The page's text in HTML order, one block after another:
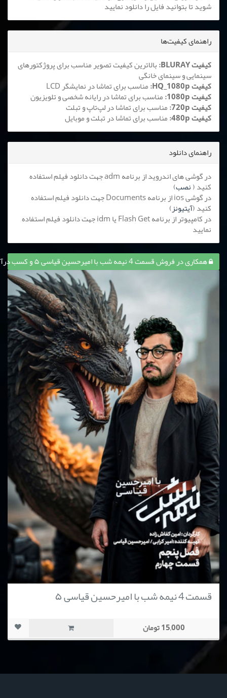
شوید تا بتوانید فایل را دانلود نمایید
راهنمای کیفیت‌ها
کیفیت BLURAY:
بالاترین کیفیت تصویر مناسب برای پروژکتورهای
سینمایی و سینمای خانگی
کیفیت HQ_1080p: مناسب برای تماشا در نمایشگر LCD
کیفیت 1080p: مناسب برای تماشا در رایانه شخصی و تلویزیون
کیفیت 720p: مناسب برای تماشا در لپ‌تاپ و تبلت
کیفیت 480p: مناسب برای تماشا در تبلت و موبایل
راهنمای دانلود
در گوشی های اندروید از برنامه adm جهت دانلود فیلم استفاده
کنید (نصب)
در گوشی ios از برنامه Documents جهت دانلود فیلم استفاده
کنید (آیتیونز)
در کامپیوتر از برنامه Flash Get یا idm جهت دانلود فیلم استفاده
نمایید
همکاری در فروش قسمت 4 نیمه شب با امیرحسین قیاسی ۵ و کسب درآمد از آن
قسمت 4 نیمه شب با امیرحسین قیاسی ۵
15,000 تومان